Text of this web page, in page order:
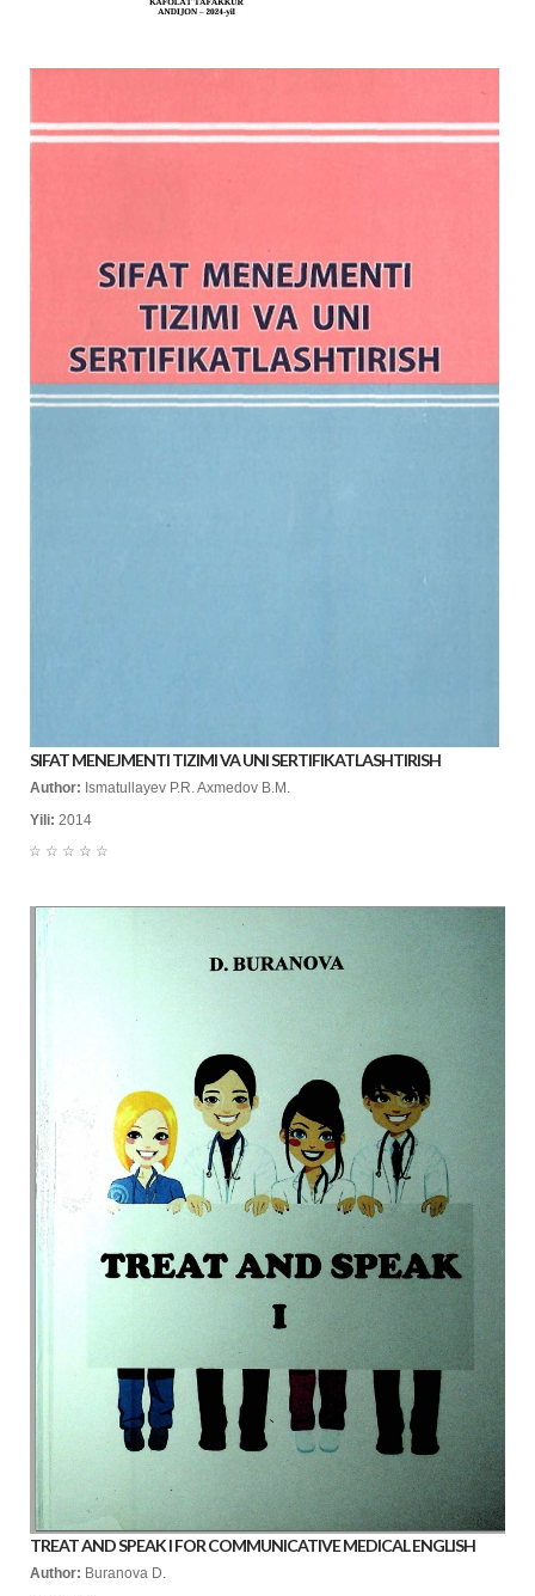
SIFAT MENEJMENTI TIZIMI VA UNI SERTIFIKATLASHTIRISH
Author: Ismatullayev P.R. Axmedov B.M.
Yili: 2014
☆
☆
☆
☆
☆
TREAT AND SPEAK I FOR COMMUNICATIVE MEDICAL ENGLISH
Author: Buranova D.